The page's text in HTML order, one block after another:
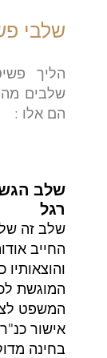
שלבי
הליך
שלבים
הם אלו :
שלב
רגל
שלב זה של
החייב
המוגשת
המשפט
אישור
בחינה